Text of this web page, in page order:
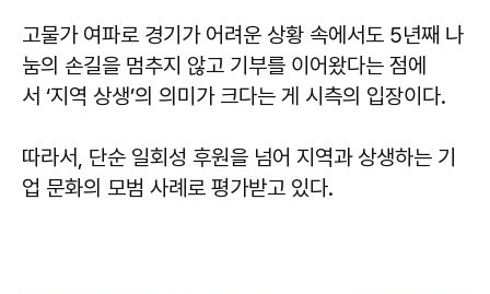
고물가 여파로 경기가 어려운 상황 속에서도 5년째 나
눔의 손길을 멈추지 않고 기부를 이어왔다는 점에
서 ‘지역 상생’의 의미가 크다는 게 시측의 입장이다.
따라서, 단순 일회성 후원을 넘어 지역과 상생하는 기
업 문화의 모범 사례로 평가받고 있다.